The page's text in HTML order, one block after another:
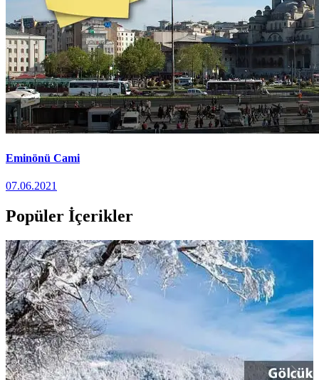
Eminönü Cami
07.06.2021
Popüler İçerikler